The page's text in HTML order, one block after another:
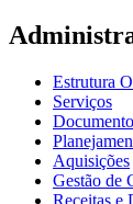
Estrutura
Serviços
Aquisições
Gestão de